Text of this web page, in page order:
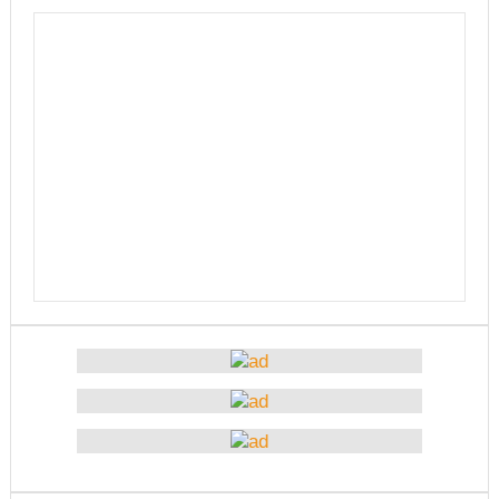
मानव तस्करीको अभियोगमा पक्राउ परेका कोशी प्रदेशका
पूर्वमन्त्री अधिकारीविरुद्ध मुद्दा नचल्ने
आगामी चुनावमा भाग लिने नेत्रविक्रम चन्दको संकेत
२८५ कैदीबन्दीलाई जेलबाहिर बस्ने सुविधा